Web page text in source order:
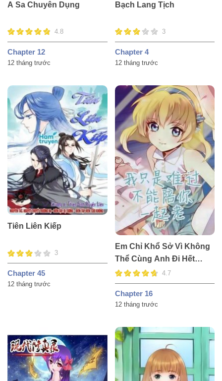
A Sa Chuyên Dụng
4.8
Chapter 12
12 tháng trước
Bạch Lang Tịch
3
Chapter 4
12 tháng trước
Tiên Liên Kiếp
3
Chapter 45
12 tháng trước
Em Chỉ Khổ Sở Vì Không
Thể Cùng Anh Đi Hết
Cuộc Đời Này4.7
Chapter 16
12 tháng trước